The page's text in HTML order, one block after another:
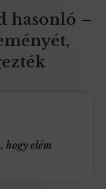
hasonló –
hogy elém